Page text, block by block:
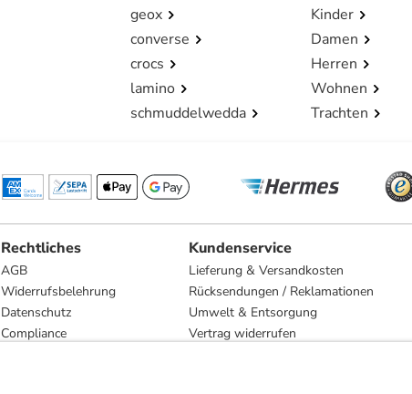
geox
converse
crocs
lamino
schmuddelwedda
Kinder
Damen
Herren
Wohnen
Trachten
Rechtliches
AGB
Widerrufsbelehrung
Datenschutz
Compliance
Kundenservice
Lieferung & Versandkosten
Rücksendungen / Reklamationen
Umwelt & Entsorgung
Vertrag widerrufen